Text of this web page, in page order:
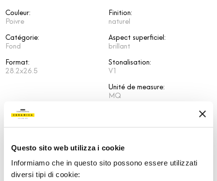
Questo sito web utilizza i cookie
Informiamo che in questo sito possono essere utilizzati
diversi tipi di cookie:
Couleur:
Poivre
Catégorie:
Fond
Format:
28.2x26.5
Finition:
naturel
Aspect superficiel:
brillant
Stonalisation:
V1
Unité de measure:
MQ
Share: